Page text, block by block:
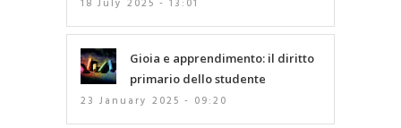
18 July 2025 - 13:01
Gioia e apprendimento: il diritto
primario dello studente
23 January 2025 - 09:20